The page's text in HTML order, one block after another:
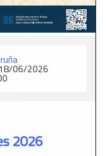
06/2026
2026